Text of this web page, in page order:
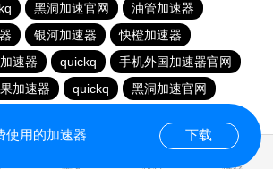
黑洞加速官网
油管加速器
银河加速器
快橙加速器
速器 quickq
手机外国加速器官网
加速器 quickq
黑洞加速官网
使用的加速器 下载